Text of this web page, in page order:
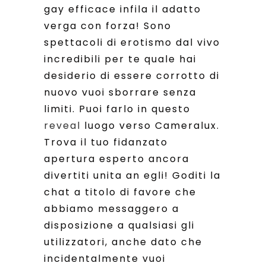
gay efficace infila il adatto
verga con forza! Sono
spettacoli di erotismo dal vivo
incredibili per te quale hai
desiderio di essere corrotto di
nuovo vuoi sborrare senza
limiti. Puoi farlo in questo
reveal luogo verso Cameralux.
Trova il tuo fidanzato
apertura esperto ancora
divertiti unita an egli! Goditi la
chat a titolo di favore che
abbiamo messaggero a
disposizione a qualsiasi gli
utilizzatori, anche dato che
incidentalmente vuoi